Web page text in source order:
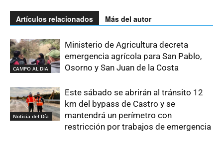
Artículos relacionados Más del autor
CAMPO AL DIA
Ministerio de Agricultura decreta
emergencia agrícola para San Pablo,
Osorno y San Juan de la Costa
Noticia del Día
Este sábado se abrirán al tránsito 12
km del bypass de Castro y se
mantendrá un perímetro con
restricción por trabajos de emergencia